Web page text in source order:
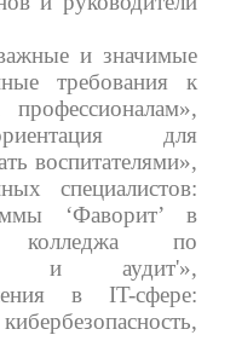
и значимые
требования к
для
воспитателями»,
специалистов:
‘Фаворит’ в
колледжа по
и аудит'»,
в IT-сфере: